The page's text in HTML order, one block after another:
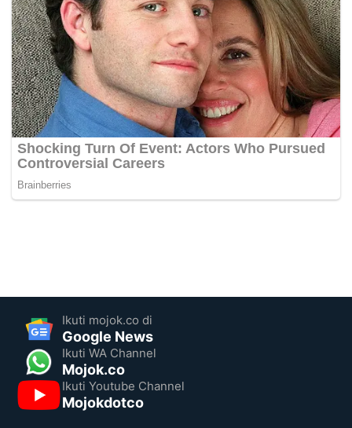
Ikuti mojok.co di
Google News
Ikuti WA Channel
Mojok.co
Ikuti Youtube Channel
Mojokdotco